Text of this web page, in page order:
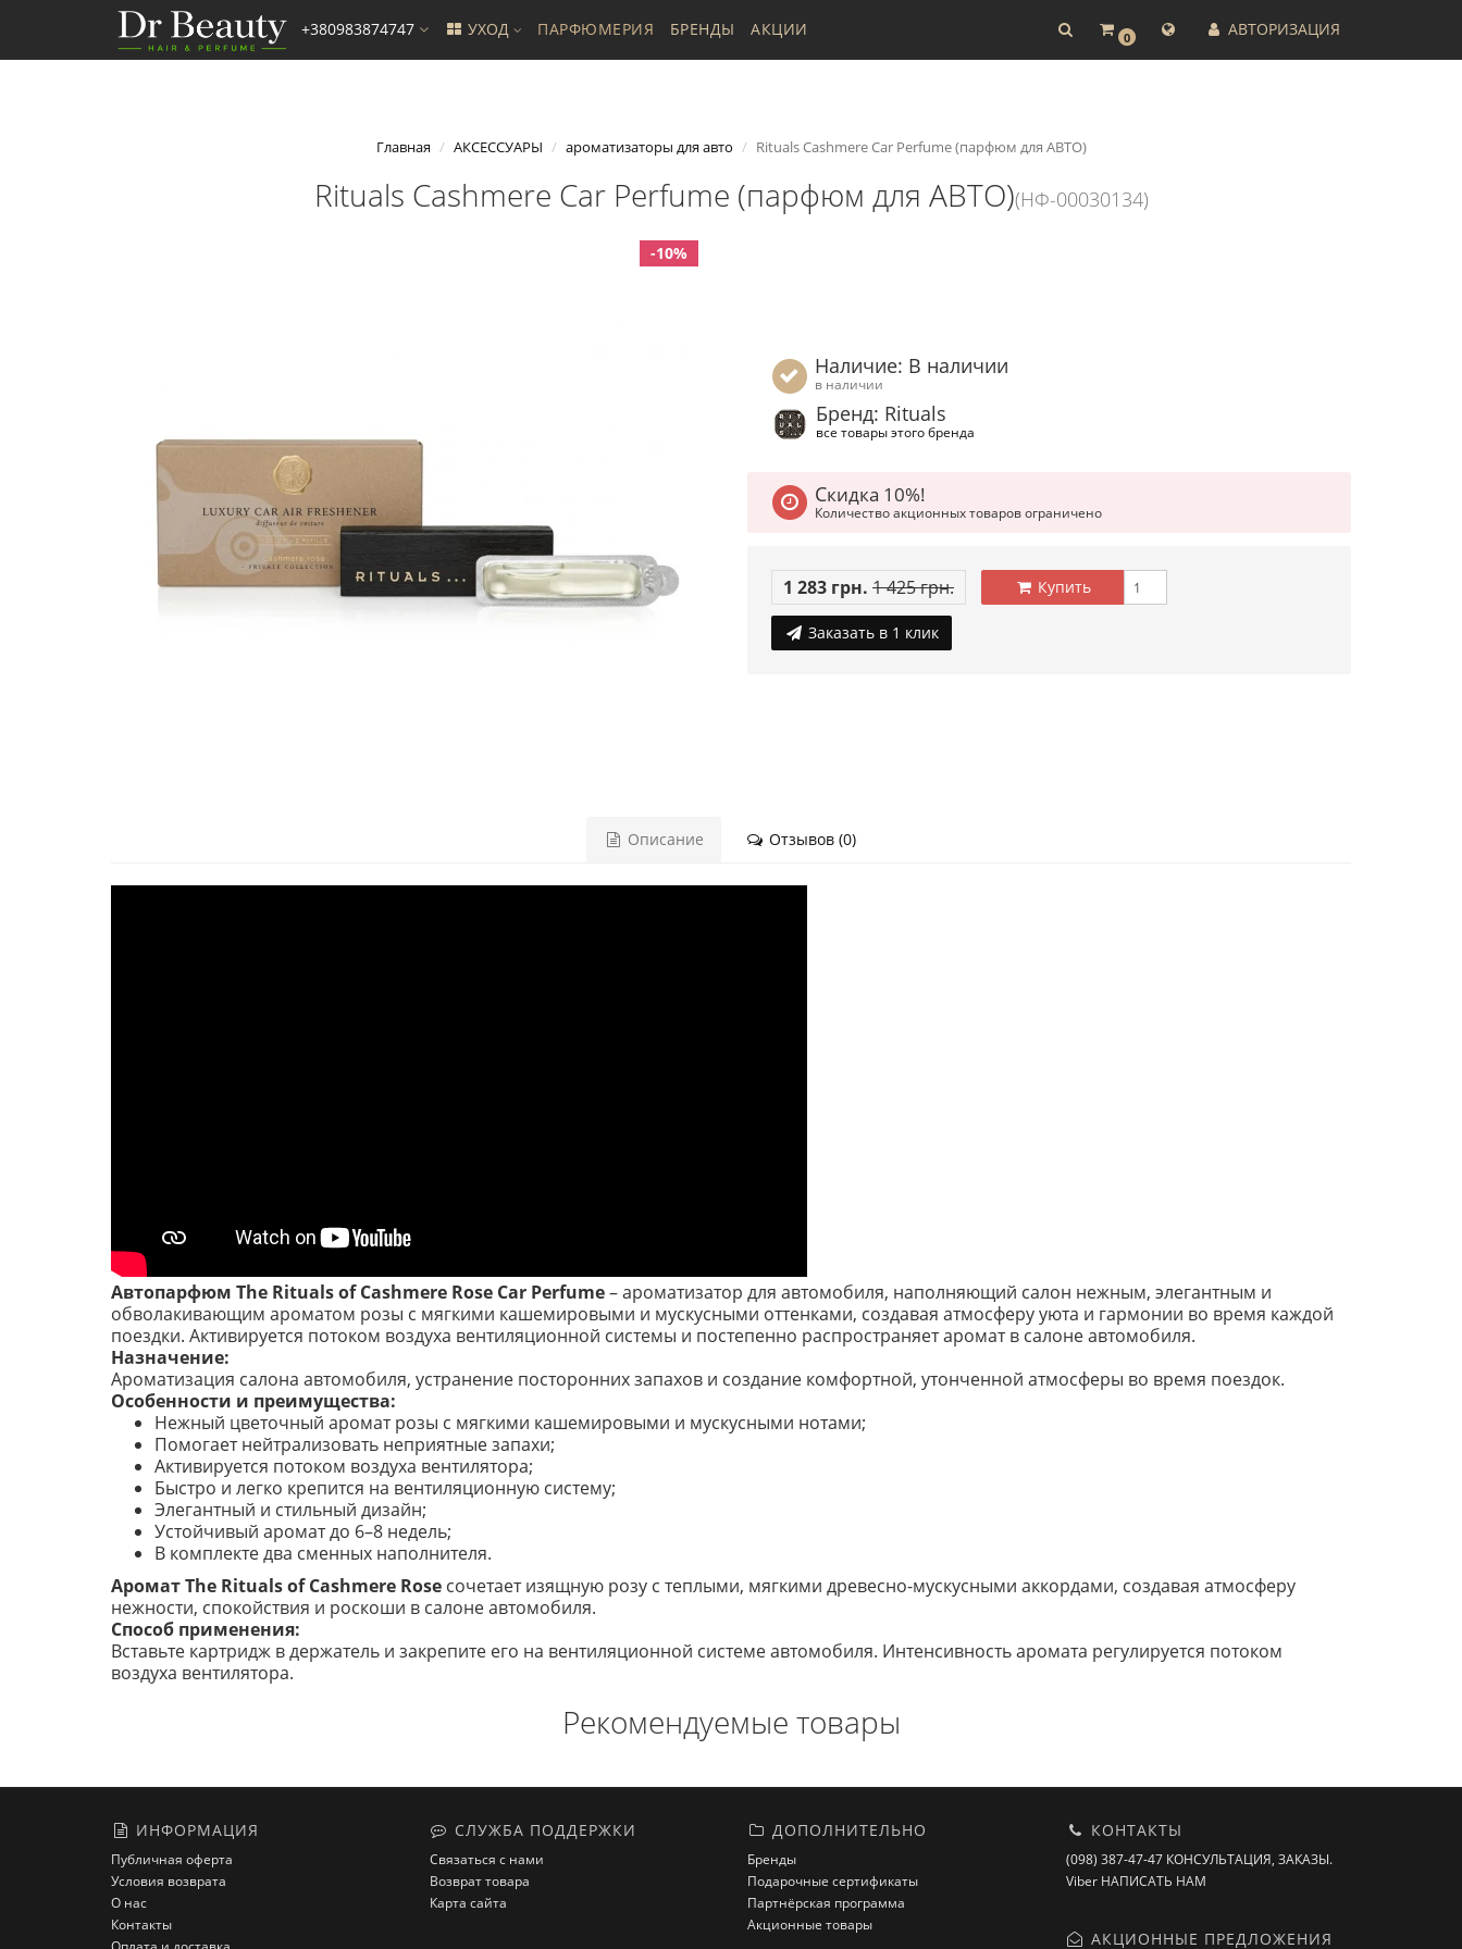
0 АВТОРИЗАЦИЯ
+380983874747 УХОД ПАРФЮМЕРИЯ БРЕНДЫ АКЦИИ
Главная АКСЕССУАРЫ ароматизаторы для авто Rituals Cashmere Car Perfume (парфюм для АВТО)
Rituals Cashmere Car Perfume (парфюм для АВТО)(НФ-00030134)
-10%
Наличие: В наличии
в наличии
Бренд: Rituals
все товары этого бренда
Скидка 10%!
Количество акционных товаров ограничено
1 283 грн. 1 425 грн. Купить
Заказать в 1 клик
Описание Отзывов (0)
Автопарфюм The Rituals of Cashmere Rose Car Perfume– ароматизатор для автомобиля, наполняющий салон нежным, элегантным и
обволакивающим ароматом розы с мягкими кашемировыми и мускусными оттенками, создавая атмосферу уюта и гармонии во время каждой
поездки. Активируется потоком воздуха вентиляционной системы и постепенно распространяет аромат в салоне автомобиля.
Назначение:
Ароматизация салона автомобиля, устранение посторонних запахов и создание комфортной, утонченной атмосферы во время поездок.
Особенности и преимущества:
Нежный цветочный аромат розы с мягкими кашемировыми и мускусными нотами;
Помогает нейтрализовать неприятные запахи;
Активируется потоком воздуха вентилятора;
Быстро и легко крепится на вентиляционную систему;
Элегантный и стильный дизайн;
Устойчивый аромат до 6–8 недель;
В комплекте два сменных наполнителя.
Аромат The Rituals of Cashmere Rose сочетает изящную розу с теплыми, мягкими древесно-мускусными аккордами, создавая атмосферу
нежности, спокойствия и роскоши в салоне автомобиля.
Способ применения:
Вставьте картридж в держатель и закрепите его на вентиляционной системе автомобиля. Интенсивность аромата регулируется потоком
воздуха вентилятора.
Рекомендуемые товары
ИНФОРМАЦИЯ
Публичная оферта
Условия возврата
О нас
Контакты
СЛУЖБА ПОДДЕРЖКИ
Связаться с нами
Возврат товара
Карта сайта
ДОПОЛНИТЕЛЬНО
Бренды
Подарочные сертификаты
Партнёрская программа
Акционные товары
КОНТАКТЫ
(098) 387-47-47 КОНСУЛЬТАЦИЯ, ЗАКАЗЫ.
Viber НАПИСАТЬ НАМ
АКЦИОННЫЕ ПРЕДЛОЖЕНИЯ